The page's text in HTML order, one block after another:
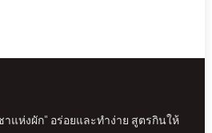
แห่งผัก" อร่อยและทำง่าย สูตรกินให้